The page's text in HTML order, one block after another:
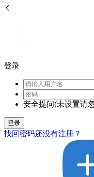
登录
安全提问(未设置请
登录
找回密码还没有注册？